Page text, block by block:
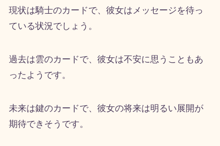
現状は騎士のカードで、彼女はメッセージを待っ
ている状況でしょう。
過去は雲のカードで、彼女は不安に思うこともあ
ったようです。
未来は鍵のカードで、彼女の将来は明るい展開が
期待できそうです。